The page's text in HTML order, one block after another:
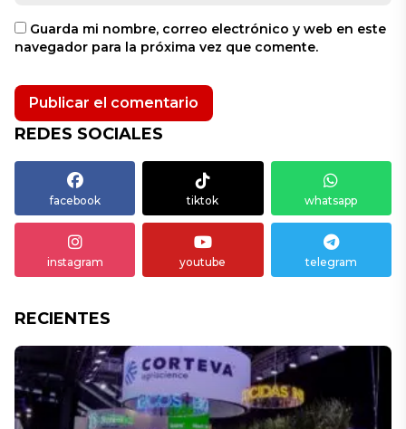
Guarda mi nombre, correo electrónico y web en este
navegador para la próxima vez que comente.
REDES SOCIALES
facebook tiktok whatsapp
instagram youtube telegram
RECIENTES